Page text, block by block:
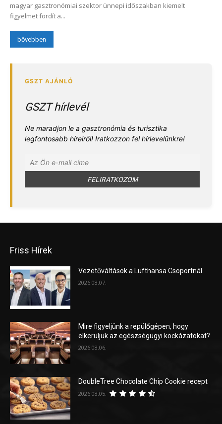
magyar gasztronómiai szektor ünnepi időszakban kiemelt
figyelmet fordít a...
bővebben
GSZT hírlevél
Ne maradjon le a gasztronómia és turisztika
legfontosabb híreiről! Iratkozzon fel hírlevelünkre!
Friss Hírek
Vezetőváltások a Lufthansa Csoportnál
2026.08.07.
Mire figyeljünk a repülőgépen, hogy
elkerüljük az egészségügyi kockázatokat?
2026.08.06.
DoubleTree Chocolate Chip Cookie recept
2026.08.05.